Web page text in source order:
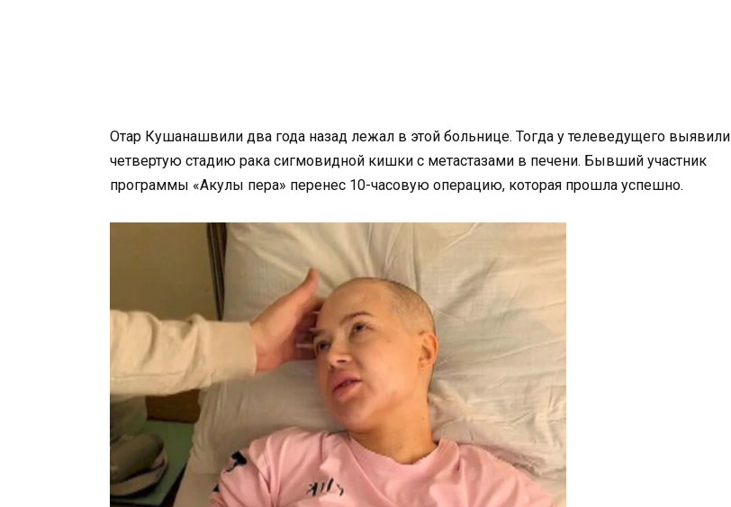
Отар Кушанашвили два года назад лежал в этой больнице. Тогда у телеведущего выявили
четвертую стадию рака сигмовидной кишки с метастазами в печени. Бывший участник
программы «Акулы пера» перенес 10-часовую операцию, которая прошла успешно.